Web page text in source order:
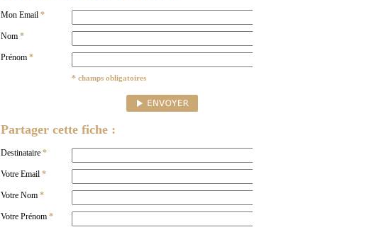
Mon Email *
Nom *
Prénom *
* champs obligatoires
Partager cette fiche :
Destinataire *
Votre Email *
Votre Nom *
Votre Prénom *